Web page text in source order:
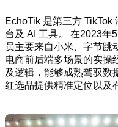
EchoTik 是第三方
台及 AI 工具。 在2023年
员主要来自小米、字节跳
电商前后端多场景的实操
及逻辑，能够成熟驾驭数
红选品提供精准定位以及